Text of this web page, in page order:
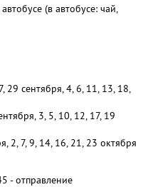
(в автобусе: чай,
29 сентября, 4, 6, 11, 13, 18,
3, 5, 10, 12, 17, 19
2, 7, 9, 14, 16, 21, 23 октября
- отправление